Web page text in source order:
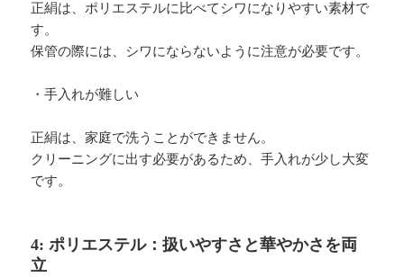
正絹は、ポリエステルに比べてシワになりやすい素材で
す。
保管の際には、シワにならないように注意が必要です。
・手入れが難しい
正絹は、家庭で洗うことができません。
クリーニングに出す必要があるため、手入れが少し大変
です。
4: ポリエステル：扱いやすさと華やかさを両
立